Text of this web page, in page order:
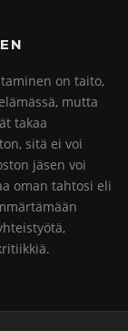
on taito,
mutta
takaa
sitä ei voi
jäsen voi
oman tahtosi eli